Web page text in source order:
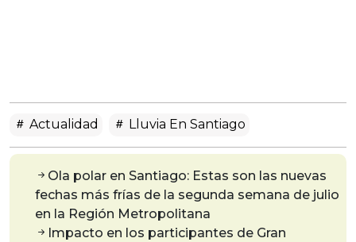
Actualidad Lluvia En Santiago
Ola polar en Santiago: Estas son las nuevas
fechas más frías de la segunda semana de julio
en la Región Metropolitana
Impacto en los participantes de Gran